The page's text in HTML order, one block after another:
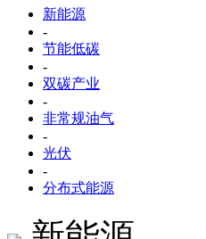
新能源
-
节能低碳
-
双碳产业
-
非常规油气
-
光伏
-
分布式能源